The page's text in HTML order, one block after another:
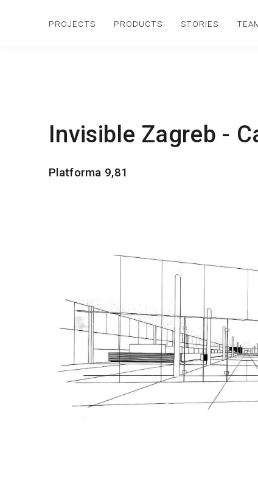
PROJECTS PRODUCTS STORIES
Invisible Zagreb -
Platforma 9,81